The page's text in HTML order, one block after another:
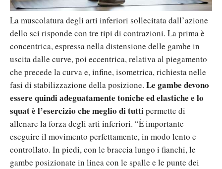
La muscolatura degli arti inferiori sollecitata dall’azione
dello sci risponde con tre tipi di contrazioni. La prima è
concentrica, espressa nella distensione delle gambe in
uscita dalle curve, poi eccentrica, relativa al piegamento
che precede la curva e, infine, isometrica, richiesta nelle
fasi di stabilizzazione della posizione. Le gambe devono
essere quindi adeguatamente toniche ed elastiche e lo
squat è l’esercizio che meglio di tuttipermette di
allenare la forza degli arti inferiori. “È importante
eseguire il movimento perfettamente, in modo lento e
controllato. In piedi, con le braccia lungo i fianchi, le
gambe posizionate in linea con le spalle e le punte dei